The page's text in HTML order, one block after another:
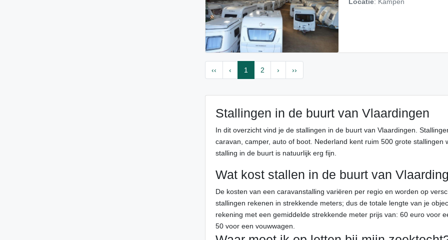
‹‹ ‹ 1 2 › ››
Stallingen in de buurt van Vlaardingen
In dit overzicht vind je de stallingen in de buurt van Vlaardingen.
caravan, camper, auto of boot. Nederland kent ruim 500 grote stallingen
stalling in de buurt is natuurlijk erg fijn.
Wat kost stallen in de buurt van
De kosten van een caravanstalling variëren per regio en worden op
stallingen rekenen in strekkende meters; dus de totale lengte van je
rekening met een gemiddelde strekkende meter prijs van: 60 euro voor
50 voor een vouwwagen.